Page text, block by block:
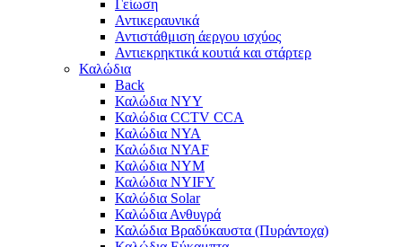
Γείωση
Αντικεραυνικά
Αντιστάθμιση άεργου ισχύος
Αντιεκρηκτικά κουτιά και στάρτερ
Καλώδια
Back
Καλώδια NYY
Καλώδια CCTV CCA
Καλώδια NYA
Καλώδια NYAF
Καλώδια NYΜ
Καλώδια ΝΥΙFY
Καλώδια Solar
Καλώδια Ανθυγρά
Καλώδια Βραδύκαυστα (Πυράντοχα)